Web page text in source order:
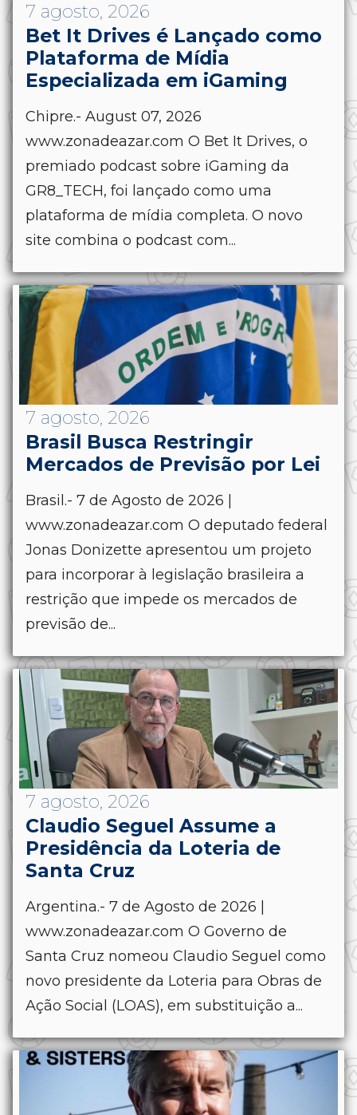
7 agosto, 2026
Bet It Drives é Lançado como
Plataforma de Mídia
Especializada em iGaming
Chipre.- August 07, 2026
www.zonadeazar.com O Bet It Drives, o
premiado podcast sobre iGaming da
GR8_TECH, foi lançado como uma
plataforma de mídia completa. O novo
site combina o podcast com...
7 agosto, 2026
Brasil Busca Restringir
Mercados de Previsão por Lei
Brasil.- 7 de Agosto de 2026 |
www.zonadeazar.com O deputado federal
Jonas Donizette apresentou um projeto
para incorporar à legislação brasileira a
restrição que impede os mercados de
previsão de...
7 agosto, 2026
Claudio Seguel Assume a
Presidência da Loteria de
Santa Cruz
Argentina.- 7 de Agosto de 2026 |
www.zonadeazar.com O Governo de
Santa Cruz nomeou Claudio Seguel como
novo presidente da Loteria para Obras de
Ação Social (LOAS), em substituição a...